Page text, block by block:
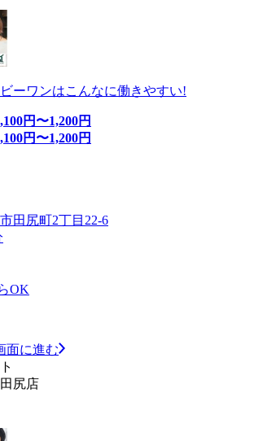
ーワンはこんなに働きやすい!
円〜1,200円
円〜1,200円
田尻町2丁目22-6
OK
面に進む
尻店